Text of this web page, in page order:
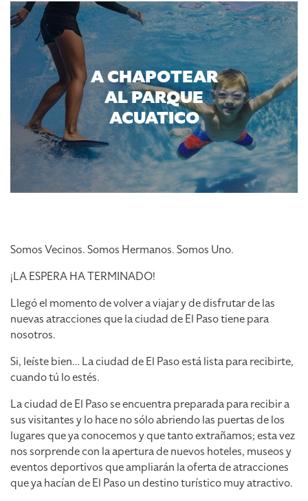
A CHAPOTEAR
AL PARQUE
ACUATICO
Somos Vecinos. Somos Hermanos. Somos Uno.
¡LA ESPERA HA TERMINADO!
Llegó el momento de volver a viajar y de disfrutar de las
nuevas atracciones que la ciudad de El Paso tiene para
nosotros.
Si, leíste bien… La ciudad de El Paso está lista para recibirte,
cuando tú lo estés.
La ciudad de El Paso se encuentra preparada para recibir a
sus visitantes y lo hace no sólo abriendo las puertas de los
lugares que ya conocemos y que tanto extrañamos; esta vez
nos sorprende con la apertura de nuevos hoteles, museos y
eventos deportivos que ampliarán la oferta de atracciones
que ya hacían de El Paso un destino turístico muy atractivo.